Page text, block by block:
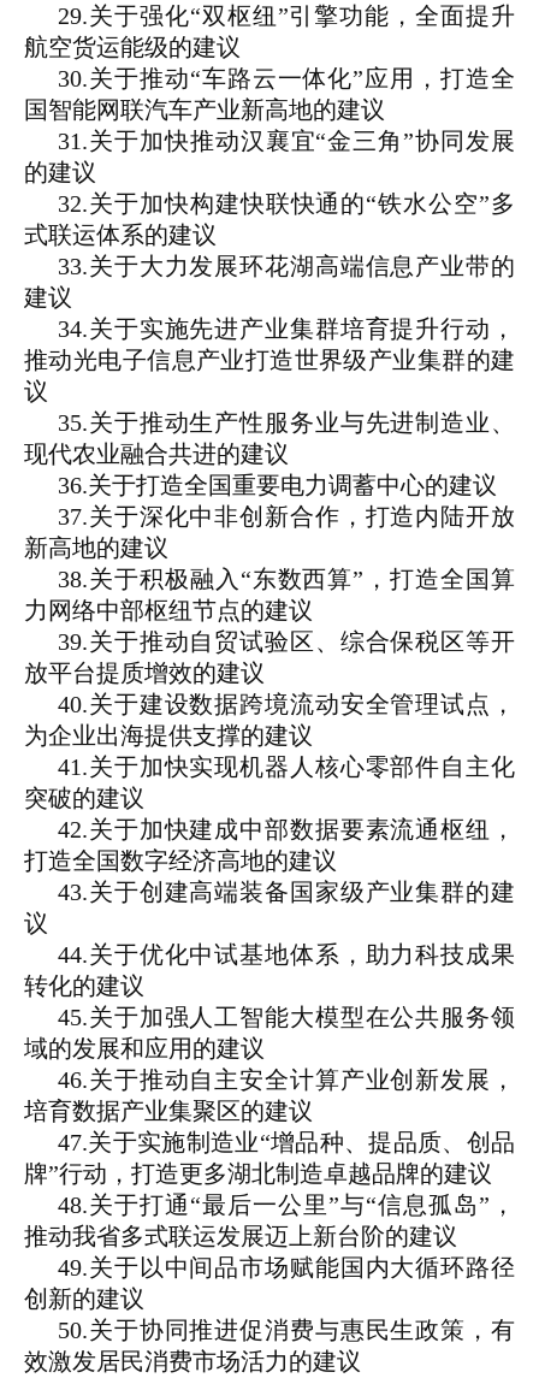
29.关于强化“双枢纽”引擎功能，全面提升
航空货运能级的建议
30.关于推动“车路云一体化”应用，打造全
国智能网联汽车产业新高地的建议
31.关于加快推动汉襄宜“金三角”协同发展
的建议
32.关于加快构建快联快通的“铁水公空”多
式联运体系的建议
33.关于大力发展环花湖高端信息产业带的
建议
34.关于实施先进产业集群培育提升行动，
推动光电子信息产业打造世界级产业集群的建
议
35.关于推动生产性服务业与先进制造业、
现代农业融合共进的建议
36.关于打造全国重要电力调蓄中心的建议
37.关于深化中非创新合作，打造内陆开放
新高地的建议
38.关于积极融入“东数西算”，打造全国算
力网络中部枢纽节点的建议
39.关于推动自贸试验区、综合保税区等开
放平台提质增效的建议
40.关于建设数据跨境流动安全管理试点，
为企业出海提供支撑的建议
41.关于加快实现机器人核心零部件自主化
突破的建议
42.关于加快建成中部数据要素流通枢纽，
打造全国数字经济高地的建议
43.关于创建高端装备国家级产业集群的建
议
44.关于优化中试基地体系，助力科技成果
转化的建议
45.关于加强人工智能大模型在公共服务领
域的发展和应用的建议
46.关于推动自主安全计算产业创新发展，
培育数据产业集聚区的建议
47.关于实施制造业“增品种、提品质、创品
牌”行动，打造更多湖北制造卓越品牌的建议
48.关于打通“最后一公里”与“信息孤岛”，
推动我省多式联运发展迈上新台阶的建议
49.关于以中间品市场赋能国内大循环路径
创新的建议
50.关于协同推进促消费与惠民生政策，有
效激发居民消费市场活力的建议